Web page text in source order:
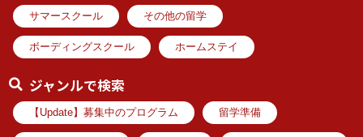
サマースクール その他の留学
ボーディングスクール ホームステイ
ジャンルで検索
【Update】募集中のプログラム 留学準備